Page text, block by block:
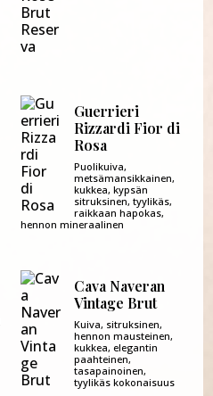
Guerrieri
Rizzardi Fior di
Rosa
Puolikuiva,
metsämansikkainen,
kukkea, kypsän
sitruksinen, tyylikäs,
raikkaan hapokas,
hennon mineraalinen
Cava Naveran
Vintage Brut
Kuiva, sitruksinen,
hennon mausteinen,
kukkea, elegantin
paahteinen,
tasapainoinen,
tyylikäs kokonaisuus